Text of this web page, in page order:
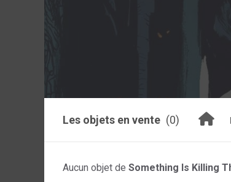
Les objets en vente (0)
Aucun objet de Something Is Killing